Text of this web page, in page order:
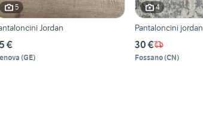
5
Jordan
€
(GE)
4
Pantaloncini jordan
30 €
Fossano(CN)